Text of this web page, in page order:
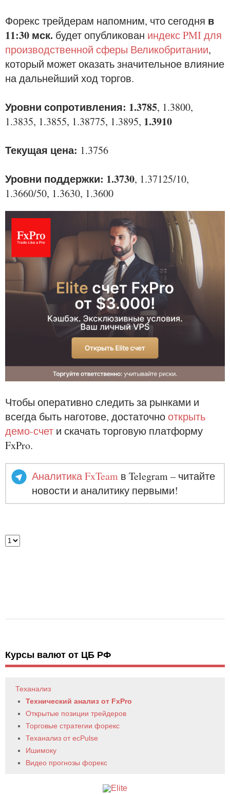
Форекс трейдерам напомним, что сегодня в
11:30 мск. будет опубликован индекс PMI для
производственной сферы Великобритании,
который может оказать значительное влияние
на дальнейший ход торгов.
Уровни сопротивления: 1.3785, 1.3800,
1.3835, 1.3855, 1.38775, 1.3895, 1.3910
Текущая цена: 1.3756
Уровни поддержки: 1.3730, 1.37125/10,
1.3660/50, 1.3630, 1.3600
Чтобы оперативно следить за рынками и
всегда быть наготове, достаточнооткрыть
демо-счет и скачать торговую платформу
FxPro.
Аналитика FxTeam в Telegram – читайте
новости и аналитику первыми!
Курсы валют от ЦБ РФ
Теханализ
Технический анализ от FxPro
Открытые позиции трейдеров
Торговые стратегии форекс
Теханализ от ecPulse
Ишимоку
Видео прогнозы форекс